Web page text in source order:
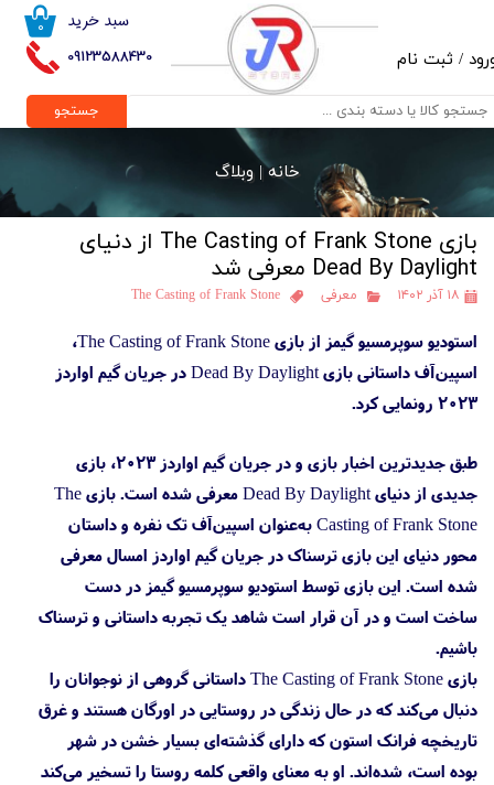
09123588430
۰ سبد خرید
/ ثبت نام
حساب کاربری من
تغییر گذر واژه
خروج از حساب کاربری
جستجو
خانه |وبلاگ
بازی The Casting of Frank Stone از دنیای
Dead By Daylight معرفی شد
۱۸ آذر ۱۴۰۲ معرفی The Casting of Frank Stone
استودیو سوپرمسیو گیمز از بازی The Casting of Frank Stone،
اسپین‌آف داستانی بازی Dead By Daylight در جریان گیم اواردز
۲۰۲۳ رونمایی کرد.
طبق جدیدترین اخبار بازی و در جریان گیم اواردز ۲۰۲۳، بازی
جدیدی از دنیای Dead By Daylight معرفی شده است. بازی The
Casting of Frank Stone به‌عنوان اسپین‌آف تک نفره و داستان
محور دنیای این بازی ترسناک در جریان گیم اواردز امسال معرفی
شده است. این بازی توسط استودیو سوپرمسیو گیمز در دست
ساخت است و در آن قرار است شاهد یک تجربه داستانی و ترسناک
باشیم.
بازی The Casting of Frank Stone داستانی گروهی از نوجوانان را
دنبال می‌کند که در حال زندگی در روستایی در اورگان هستند و غرق
تاریخچه فرانک استون که دارای گذشته‌ای بسیار خشن در شهر
بوده است، شده‌اند. او به معنای واقعی کلمه روستا را تسخیر می‌کند